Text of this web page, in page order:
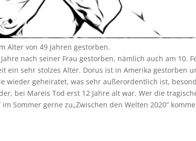
Alter von 49 Jahren gestorben.
nach seiner Frau gestorben, nämlich auch am 10.
ein sehr stolzes Alter. Dorus ist in Amerika gestorben
wieder geheiratet, was sehr außerordentlich ist,
bei Mareis Tod erst 12 Jahre alt war. Wer die
Sommer gerne zu„Zwischen den Welten 2020“